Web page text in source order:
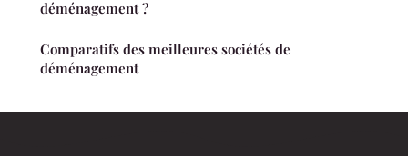
déménagement ?
Comparatifs des meilleures sociétés de
déménagement